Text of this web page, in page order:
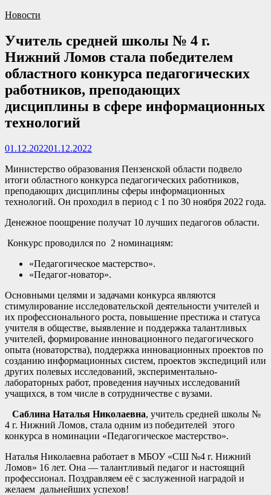
Новости
Учитель средней школы № 4 г.
Нижний Ломов стала победителем
областного конкурса педагогических
работников, преподающих
дисциплины в сфере информационных
технологий
01.12.202201.12.2022
Министерство образования Пензенской области подвело
итоги областного конкурса педагогических работников,
преподающих дисциплины сферы информационных
технологий. Он проходил в период с 1 по 30 ноября 2022 года.
Денежное поощрение получат 10 лучших педагогов области.
Конкурс проводился по 2 номинациям:
«Педагогическое мастерство».
«Педагог-новатор».
Основными целями и задачами конкурса являются
стимулирование исследовательской деятельности учителей и
их профессионального роста, повышение престижа и статуса
учителя в обществе, выявление и поддержка талантливых
учителей, формирование инновационного педагогического
опыта (новаторства), поддержка инновационных проектов по
созданию информационных систем, проектов экспедиций или
других полевых исследований, экспериментально-
лабораторных работ, проведения научных исследований
учащихся, в том числе в сотрудничестве с вузами.
Саблина Наталья Николаевна, учитель средней школы №
4 г. Нижний Ломов, стала одним из победителей этого
конкурса в номинации «Педагогическое мастерство».
Наталья Николаевна работает в МБОУ «СШ №4 г. Нижний
Ломов» 16 лет. Она — талантливый педагог и настоящий
профессионал. Поздравляем её с заслуженной наградой и
желаем дальнейших успехов!